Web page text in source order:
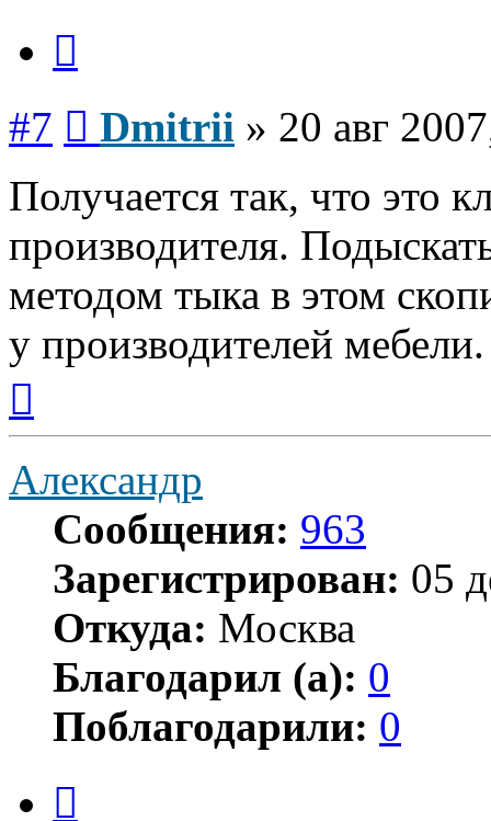
#7 Dmitrii » 20 авг
Получается так, что это
производителя.
методом тыка в этом
у производителей мебели.
началу
Александр
Сообщения: 963
Зарегистрирован: 05
Откуда: Москва
Благодарил (а): 0
Поблагодарили: 0